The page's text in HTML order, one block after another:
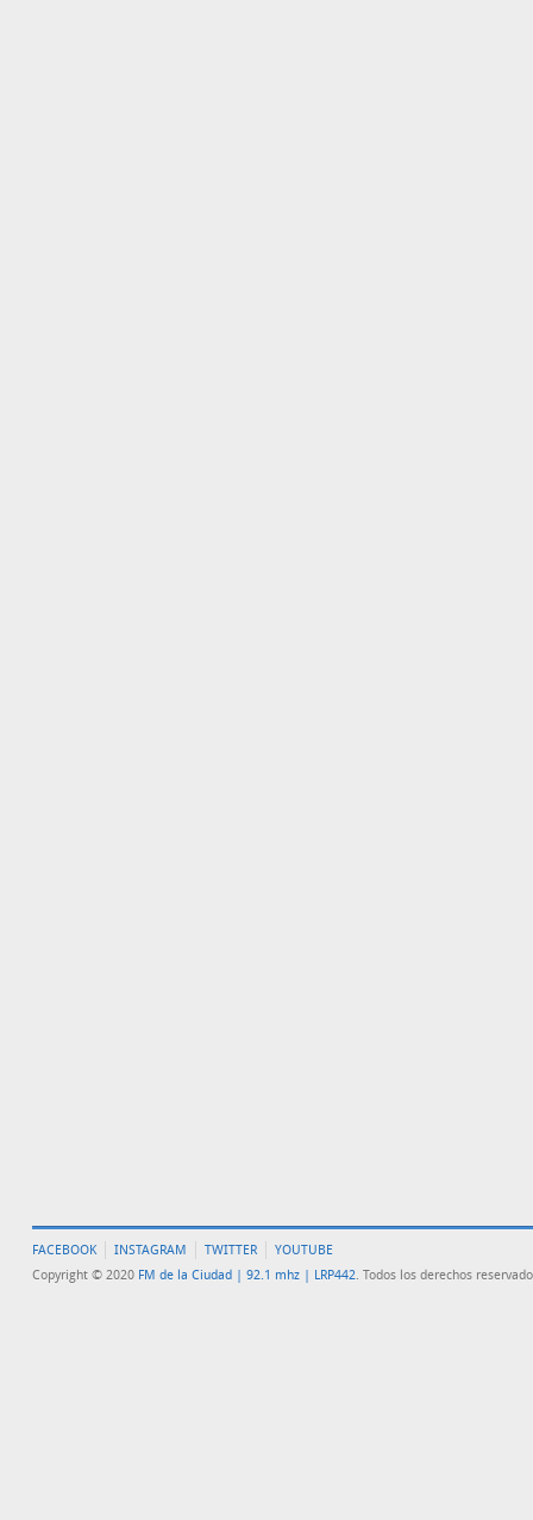
FACEBOOK INSTAGRAM TWITTER
YOUTUBE
Copyright © 2020 FM de la Ciudad | 92.1 mhz | LRP442. Todos los derechos